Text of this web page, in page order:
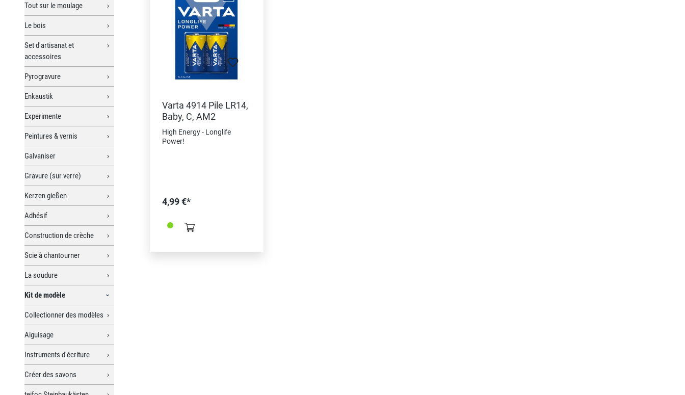
Tout sur le moulage
Le bois
Set d'artisanat et
accessoires
Pyrogravure
Enkaustik
Experimente
Peintures & vernis
Galvaniser
Gravure (sur verre)
Kerzen gießen
Adhésif
Construction de crèche
Scie à chantourner
La soudure
Kit de modèle
Collectionner des modèles
Aiguisage
Instruments d'écriture
Créer des savons
Varta 4914 Pile LR14,
Baby, C, AM2
High Energy - Longlife
Power!
4,99 €*